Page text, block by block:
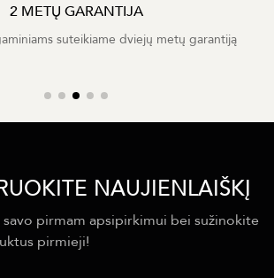
2 METŲ GARANTIJA
suteikiame dviejų metų garantiją
NAUJIENLAIŠKĮ
pirmam apsipirkimui bei sužinokite
pirmieji!